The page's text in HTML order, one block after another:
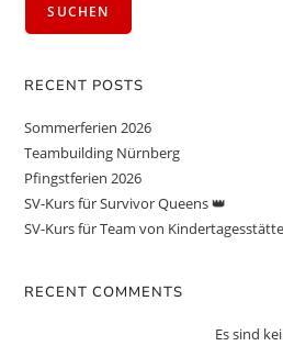
SUCHEN
RECENT POSTS
Sommerferien 2026
Teambuilding Nürnberg
Pfingstferien 2026
SV-Kurs für Survivor Queens 👑
SV-Kurs für Team von Kindertagesstätte
RECENT COMMENTS
Es sind